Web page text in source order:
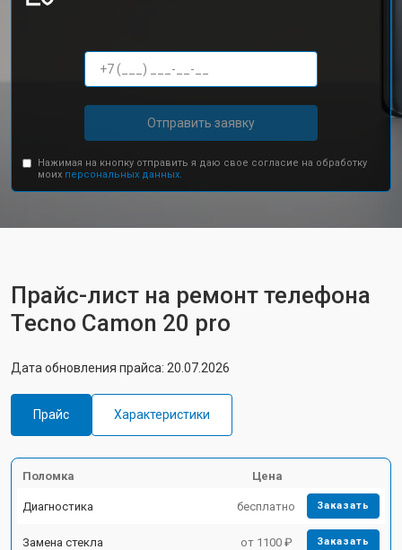
Отправить заявку
Нажимая на кнопку отправить я даю свое согласие на обработку
моих персональных данных.
Прайс-лист на ремонт телефона
Tecno Camon 20 pro
Дата обновления прайса: 20.07.2026
Прайс Характеристики
Поломка Цена
Диагностика бесплатно Заказать
Замена стекла от 1100 ₽ Заказать